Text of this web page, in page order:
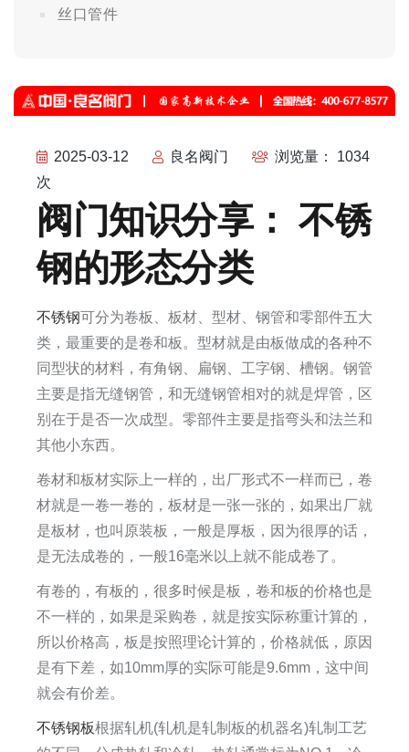
丝口管件
2025-03-12 良名阀门
浏览量： 1034
次
阀门知识分享： 不锈
钢的形态分类
不锈钢可分为卷板、板材、型材、钢管和零部件五大
类，最重要的是卷和板。型材就是由板做成的各种不
同型状的材料，有角钢、扁钢、工字钢、槽钢。钢管
主要是指无缝钢管，和无缝钢管相对的就是焊管，区
别在于是否一次成型。零部件主要是指弯头和法兰和
其他小东西。
卷材和板材实际上一样的，出厂形式不一样而已，卷
材就是一卷一卷的，板材是一张一张的，如果出厂就
是板材，也叫原装板，一般是厚板，因为很厚的话，
是无法成卷的，一般16毫米以上就不能成卷了。
有卷的，有板的，很多时候是板，卷和板的价格也是
不一样的，如果是采购卷，就是按实际称重计算的，
所以价格高，板是按照理论计算的，价格就低，原因
是有下差，如10mm厚的实际可能是9.6mm，这中间
就会有价差。
不锈钢板根据轧机(轧机是轧制板的机器名)轧制工艺